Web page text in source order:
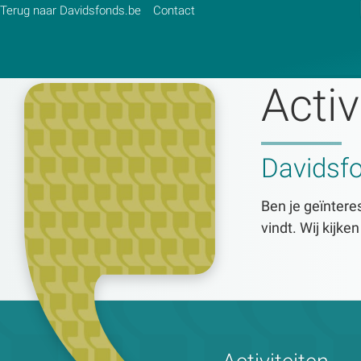
Terug naar Davidsfonds.be Contact
Ben je
vindt. Wij
Zoek:
Zoeken